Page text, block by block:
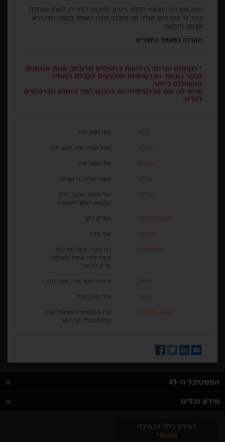
סנא נשברת ויוצאת למסע ניסיון להיכנס לסוריה, לארץ שעזבה
בגיל 17. שם היא מגלה מה הנכדה שלה באמת בקשה ומה היא
עצמה חיפשה.
הקרנה במעמד היוצרים
* לקוחות יקרים: ברכישת כרטיסים מרובים, אתם מוזמנים
לבקר בעמוד הכרטיסיות ומבצעים לקבלת המחיר
המשתלם ביותר.
שימו לב: את הכרטיסייה יש לרכוש לפני הזמנת הכרטיסים
לסרט.
בימוי מיה חטב חזז
הפקה איתי תמיר, מיה חטב חזז
תסריט מיה חטב חזז
צילום עומרי אלוני, רן אביעד
עריכה
טלי אלטר שנקר, חיים
טבקמן ויונתן ויינשטיין
עיצוב פסקול איציק כהן
מוזיקה אבי בללי
משתתפים
רוז עבוד, אמל מורכוס,
אמיר חורי, אסיל פארחת,
מרלן בנג׳אלי
ליהוק מילאד מטר, מיה חטב חזז
מקור מיה חטב חזז
הופק בתמיכת
קרן הקולנוע הישראלי, קרן
קולנוע גליל, קרן גשר
Email
LinkedIn
Twitter
Facebook
הפסטיבל ה-41
מידע וכלים
למידע כללי ותמיכה
*9300